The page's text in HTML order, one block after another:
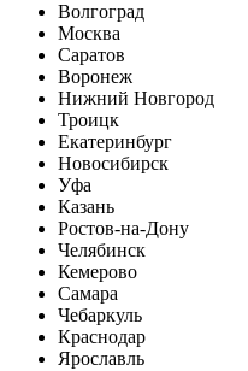
Волгоград
Москва
Саратов
Воронеж
Нижний Новгород
Троицк
Екатеринбург
Новосибирск
Уфа
Казань
Ростов-на-Дону
Челябинск
Кемерово
Самара
Чебаркуль
Краснодар
Ярославль